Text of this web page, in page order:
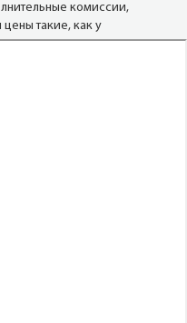
комиссии,
такие, как у
а при